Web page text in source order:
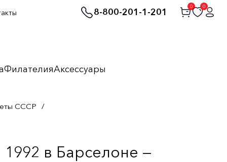
8-800-201-1-201
0 0
ФилателияАксессуары
СССР /
в Барселоне —